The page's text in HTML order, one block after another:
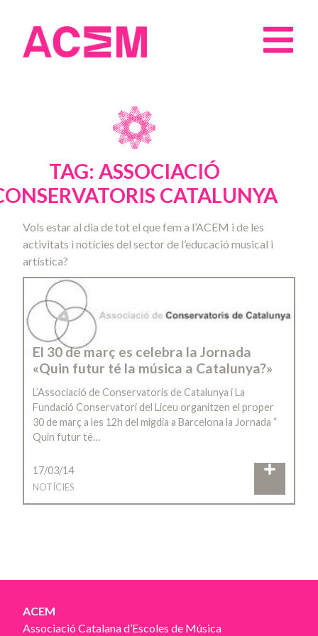
TAG: ASSOCIACIÓ
CATALUNYA
Vols estar al dia de tot el que fem a l’ACEM i de les
activitats i notícies del sector de l’educació musical i
artística?
El 30 de març es celebra la Jornada
«Quin futur té la música a Catalunya?»
L’Associació de Conservatoris de Catalunya i La
Fundació Conservatori del Liceu organitzen el proper
30 de març a les 12h del migdia a Barcelona la Jornada “
Quin futur té…
17/03/14
NOTÍCIES
ACEM
Associació Catalana d’Escoles de Música